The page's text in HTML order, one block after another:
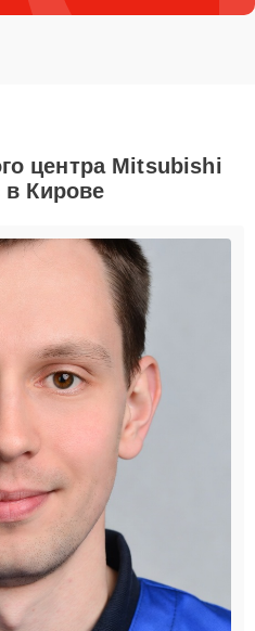
центра Mitsubishi
Кирове